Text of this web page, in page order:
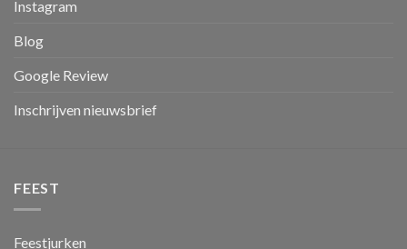
Instagram
Blog
Google Review
Inschrijven nieuwsbrief
FEEST
Feestjurken